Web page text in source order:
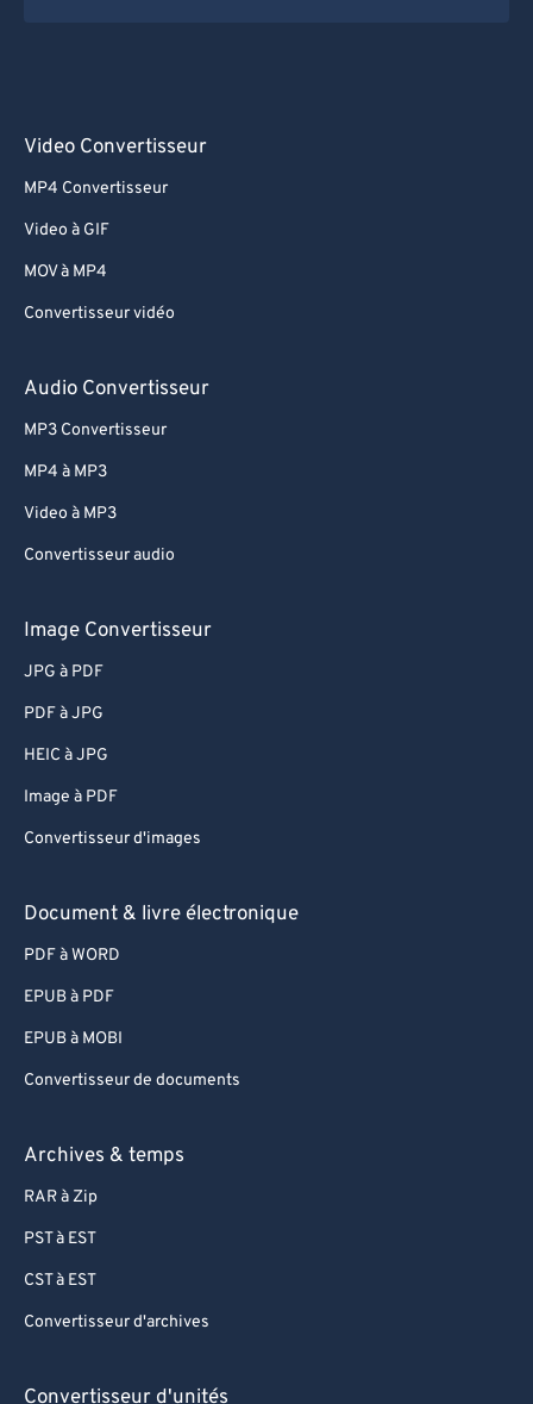
Video Convertisseur
MP4 Convertisseur
Video à GIF
MOV à MP4
Convertisseur vidéo
Audio Convertisseur
MP3 Convertisseur
MP4 à MP3
Video à MP3
Convertisseur audio
Image Convertisseur
JPG à PDF
PDF à JPG
HEIC à JPG
Image à PDF
Convertisseur d'images
Document & livre électronique
PDF à WORD
EPUB à PDF
EPUB à MOBI
Convertisseur de documents
Archives & temps
RAR à Zip
PST à EST
CST à EST
Convertisseur d'archives
Convertisseur d'unités